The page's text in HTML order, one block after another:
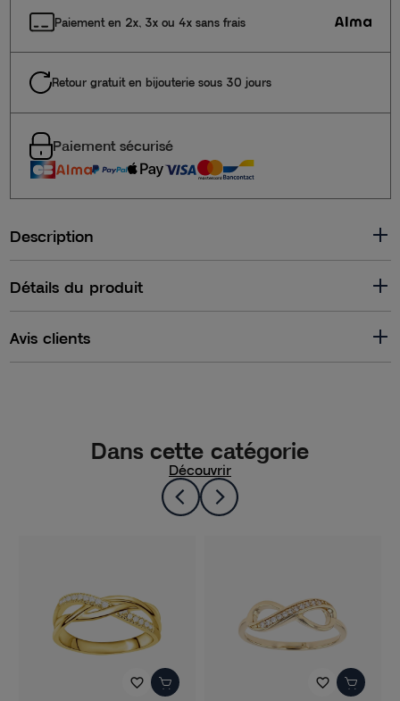
Paiement en 2x, 3x ou 4x sans frais
Retour gratuit en bijouterie sous 30 jours
Paiement sécurisé
Description
Détails du produit
Avis clients
Dans cette catégorie
Découvrir
favorite_border favorite_border